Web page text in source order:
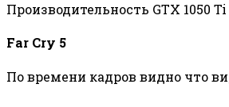
Производительность GTX 1050
Far Cry 5
По времени кадров видно что